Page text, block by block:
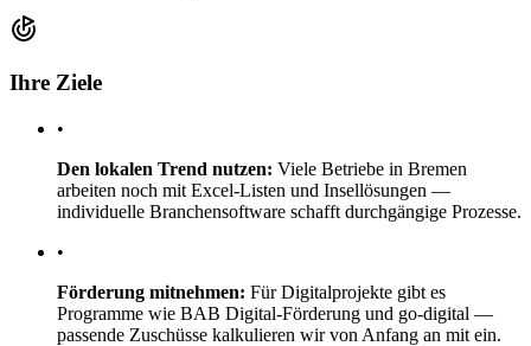
Ihre Ziele
•
Den lokalen Trend nutzen: Viele Betriebe in Bremen
arbeiten noch mit Excel-Listen und Insellösungen —
individuelle Branchensoftware schafft durchgängige Prozesse.
•
Förderung mitnehmen: Für Digitalprojekte gibt es
Programme wie BAB Digital-Förderung und go-digital —
passende Zuschüsse kalkulieren wir von Anfang an mit ein.